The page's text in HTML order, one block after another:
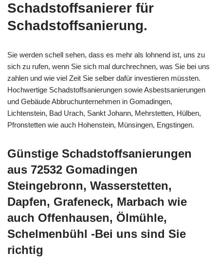
Schadstoffsanierer für
Schadstoffsanierung.
Sie werden schell sehen, dass es mehr als lohnend ist, uns zu
sich zu rufen, wenn Sie sich mal durchrechnen, was Sie bei uns
zahlen und wie viel Zeit Sie selber dafür investieren müssten.
Hochwertige Schadstoffsanierungen sowie Asbestsanierungen
und Gebäude Abbruchunternehmen in Gomadingen,
Lichtenstein, Bad Urach, Sankt Johann, Mehrstetten, Hülben,
Pfronstetten wie auch Hohenstein, Münsingen, Engstingen.
Günstige Schadstoffsanierungen
aus 72532 Gomadingen
Steingebronn, Wasserstetten,
Dapfen, Grafeneck, Marbach wie
auch Offenhausen, Ölmühle,
Schelmenbühl -Bei uns sind Sie
richtig